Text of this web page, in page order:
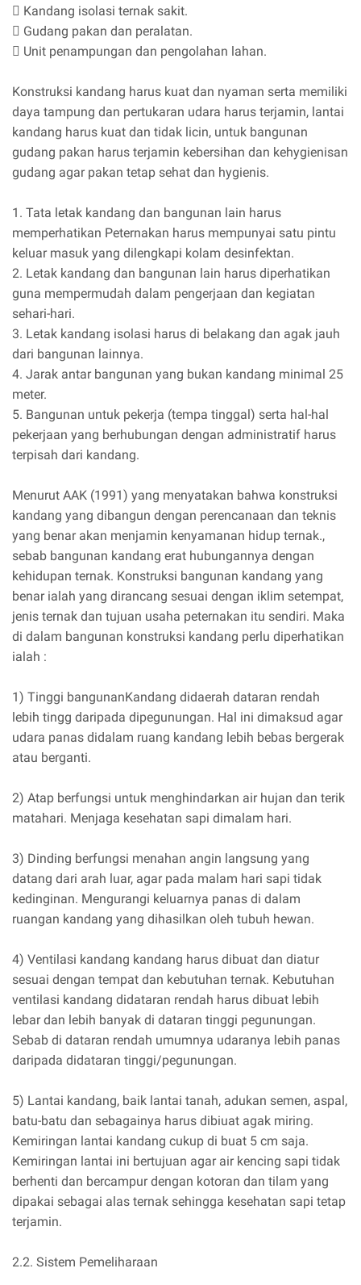
 Kandang isolasi ternak sakit.
 Gudang pakan dan peralatan.
 Unit penampungan dan pengolahan lahan.
Konstruksi kandang harus kuat dan nyaman serta memiliki
daya tampung dan pertukaran udara harus terjamin, lantai
kandang harus kuat dan tidak licin, untuk bangunan
gudang pakan harus terjamin kebersihan dan kehygienisan
gudang agar pakan tetap sehat dan hygienis.
1. Tata letak kandang dan bangunan lain harus
memperhatikan Peternakan harus mempunyai satu pintu
keluar masuk yang dilengkapi kolam desinfektan.
2. Letak kandang dan bangunan lain harus diperhatikan
guna mempermudah dalam pengerjaan dan kegiatan
sehari-hari.
3. Letak kandang isolasi harus di belakang dan agak jauh
dari bangunan lainnya.
4. Jarak antar bangunan yang bukan kandang minimal 25
meter.
5. Bangunan untuk pekerja (tempa tinggal) serta hal-hal
pekerjaan yang berhubungan dengan administratif harus
terpisah dari kandang.
Menurut AAK (1991) yang menyatakan bahwa konstruksi
kandang yang dibangun dengan perencanaan dan teknis
yang benar akan menjamin kenyamanan hidup ternak.,
sebab bangunan kandang erat hubungannya dengan
kehidupan ternak. Konstruksi bangunan kandang yang
benar ialah yang dirancang sesuai dengan iklim setempat,
jenis ternak dan tujuan usaha peternakan itu sendiri. Maka
di dalam bangunan konstruksi kandang perlu diperhatikan
ialah :
1) Tinggi bangunanKandang didaerah dataran rendah
lebih tingg daripada dipegunungan. Hal ini dimaksud agar
udara panas didalam ruang kandang lebih bebas bergerak
atau berganti.
2) Atap berfungsi untuk menghindarkan air hujan dan terik
matahari. Menjaga kesehatan sapi dimalam hari.
3) Dinding berfungsi menahan angin langsung yang
datang dari arah luar, agar pada malam hari sapi tidak
kedinginan. Mengurangi keluarnya panas di dalam
ruangan kandang yang dihasilkan oleh tubuh hewan.
4) Ventilasi kandang kandang harus dibuat dan diatur
sesuai dengan tempat dan kebutuhan ternak. Kebutuhan
ventilasi kandang didataran rendah harus dibuat lebih
lebar dan lebih banyak di dataran tinggi pegunungan.
Sebab di dataran rendah umumnya udaranya lebih panas
daripada didataran tinggi/pegunungan.
5) Lantai kandang, baik lantai tanah, adukan semen, aspal,
batu-batu dan sebagainya harus dibiuat agak miring.
Kemiringan lantai kandang cukup di buat 5 cm saja.
Kemiringan lantai ini bertujuan agar air kencing sapi tidak
berhenti dan bercampur dengan kotoran dan tilam yang
dipakai sebagai alas ternak sehingga kesehatan sapi tetap
terjamin.
2.2. Sistem Pemeliharaan